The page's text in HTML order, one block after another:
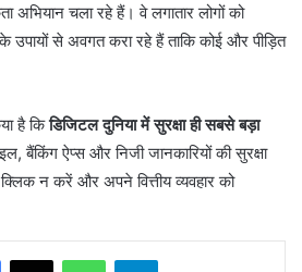
अभियान चला रहे हैं। वे लगातार लोगों को
से अवगत करा रहे हैं ताकि कोई और पीड़ित
है किडिजिटल दुनिया में सुरक्षा ही सबसे बड़ा
बैंकिंग ऐप्स और निजी जानकारियों की सुरक्षा
न करें और अपने वित्तीय व्यवहार को